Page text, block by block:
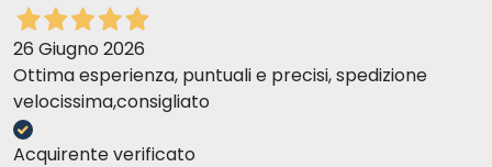
26 Giugno 2026
Ottima esperienza, puntuali e precisi, spedizione
velocissima,consigliato
Acquirente verificato